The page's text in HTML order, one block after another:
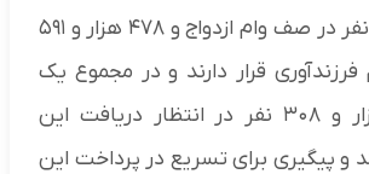
۵۴۰ هزار و ۷۱۷ نفر در صف وام ازدواج و ۴۷۸ هزار و ۵۹۱
قرار دارند و در مجموع یک
میلیون و ۱۹ هزار و ۳۰۸ نفر در انتظار دریافت این
پیگیری برای تسریع در پرداخت این